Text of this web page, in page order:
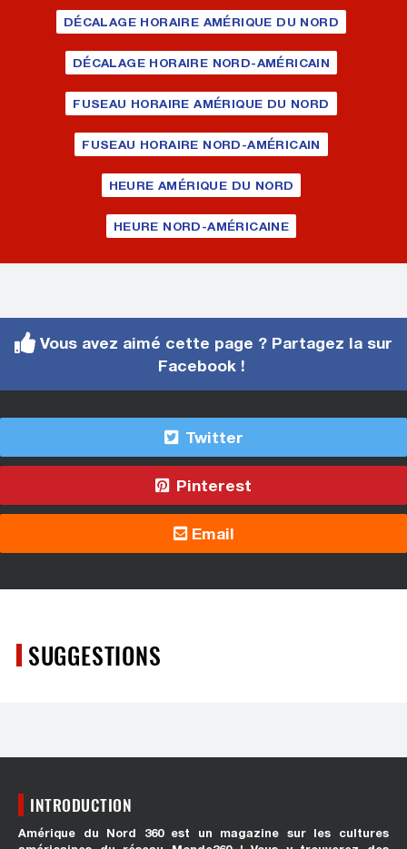
DÉCALAGE HORAIRE AMÉRIQUE DU NORD
DÉCALAGE HORAIRE NORD-AMÉRICAIN
FUSEAU HORAIRE AMÉRIQUE DU NORD
FUSEAU HORAIRE NORD-AMÉRICAIN
HEURE AMÉRIQUE DU NORD
HEURE NORD-AMÉRICAINE
Vous avez aimé cette page ? Partagez la sur
Facebook !
Twitter
Pinterest
Email
SUGGESTIONS
INTRODUCTION
Amérique du Nord 360 est un magazine sur les cultures